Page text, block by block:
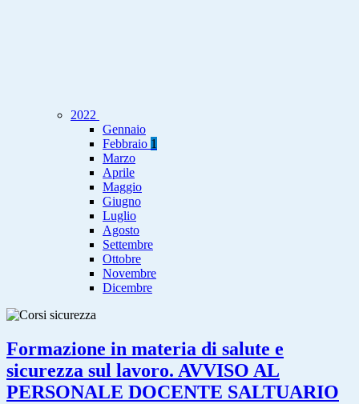
2022
Gennaio
Febbraio 1
Marzo
Aprile
Maggio
Giugno
Luglio
Agosto
Settembre
Ottobre
Novembre
Dicembre
Formazione in materia di salute e
sicurezza sul lavoro. AVVISO AL
PERSONALE DOCENTE SALTUARIO